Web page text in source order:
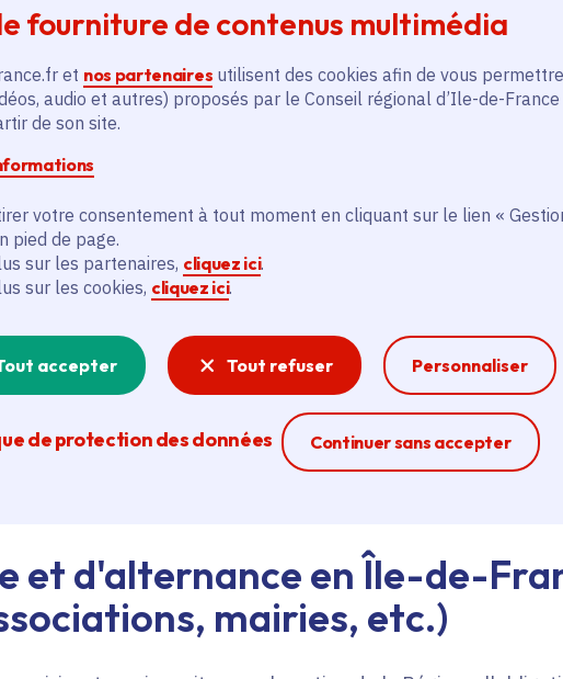
fourniture de contenus multimédia
et nos partenaires utilisent des cookies afin de vous
audio et autres) proposés par le Conseil régional d’Ile-de-France
de son site.
votre consentement à tout moment en cliquant sur le lien «
pied de page.
sur les partenaires, cliquez ici.
sur les cookies, cliquez ici.
accepter Tout refuser Personnaliser
de protection des données Continuer sans accepter
Ferme la modale
sur le bouton « Candidature spontanée » pour qu'il soit
remontez aussitôt en haut de page. Redescendez au
Vous pouvez alors sélectionner siège ou lycées et votre
publique ou non, apprenti, stagiaire) et candidatez.
d'emploi au siège de la Région ou dans les lycées, avant de
nos agents Ambassadeurs.Plus d'infos.
technique ?
technique, écrivez-nous en utilisant le formulaire
et d'alternance en Île-de-
mairies, etc.)